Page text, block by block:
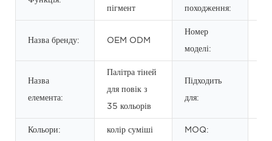
пігмент походження:
Назва бренду: OEM ODM
Номер
моделі:
Назва
елемента:
Палітра тіней
для повік з
35 кольорів
Підходить
для:
Кольори: колір суміші MOQ: